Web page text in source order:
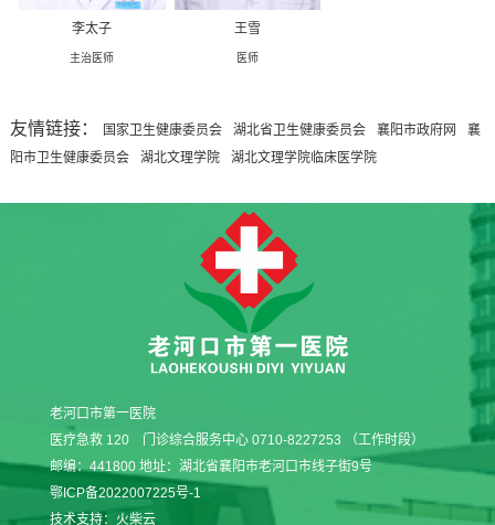
李太子
主治医师
王雪
医师
友情链接： 国家卫生健康委员会 湖北省卫生健康委员会 襄阳市政府网
襄
阳市卫生健康委员会
湖北文理学院 湖北文理学院临床医学院
老河口市第一医院
医疗急救 120 门诊综合服务中心 0710-8227253 （工作时段）
邮编：441800 地址：湖北省襄阳市老河口市线子街9号
鄂ICP备2022007225号-1
技术支持： 火柴云